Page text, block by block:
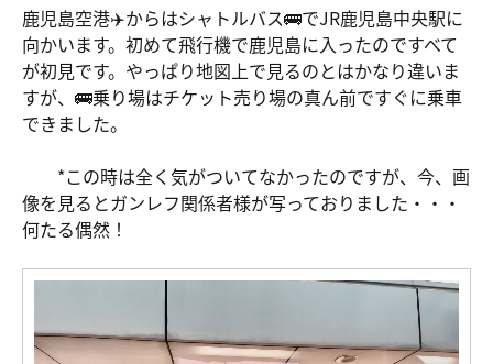
鹿児島空港✈️からはシャトルバス🚌でJR鹿児島中央駅に
向かいます。初めて飛行機で鹿児島に入ったのですべて
が初見です。やっぱり地図上で見るのとはかなり違いま
すが、🚌乗り場はチケット売り場の真ん前ですぐに乗車
できました。
*この時は全く気がついてなかったのですが、今、画
像を見るとガンレフ関係者様が写っておりました・・・
何たる偶然！